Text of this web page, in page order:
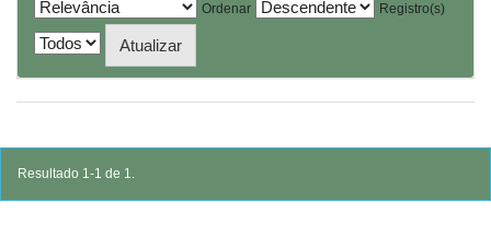
Ordenar
Registro(s)
Resultado 1-1 de 1.